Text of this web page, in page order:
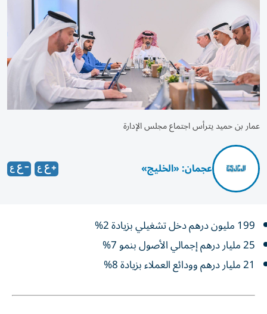
عمار بن حميد يترأس اجتماع مجلس الإدارة
عجمان: «الخليج»
199 مليون درهم دخل تشغيلي بزيادة 2%
25 مليار درهم إجمالي الأصول بنمو 7%
21 مليار درهم وودائع العملاء بزيادة 8%